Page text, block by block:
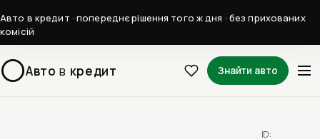
Авто в кредит · попереднє рішення того ж дня · без прихованих
комісій
Авто в кредит Знайти авто
ID: